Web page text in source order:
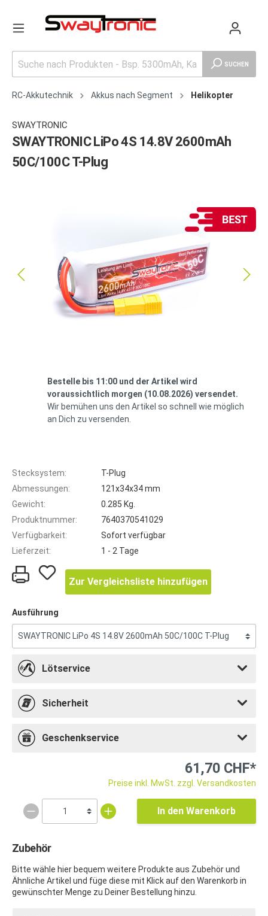
SUCHEN
RC-Akkutechnik Akkus nach Segment Helikopter
SWAYTRONIC
SWAYTRONIC LiPo 4S 14.8V 2600mAh
50C/100C T-Plug
Bestelle bis 11:00 und der Artikel wird
voraussichtlich morgen (10.08.2026) versendet.
Wir bemühen uns den Artikel so schnell wie möglich
an Dich zu versenden.
Stecksystem:
T-Plug
Abmessungen:
121x34x34 mm
Gewicht:
0.285 Kg.
Produktnummer:
7640370541029
Verfügbarkeit:
Sofort verfügbar
Lieferzeit:
1 - 2 Tage
Zur Vergleichsliste hinzufügen
Ausführung
Lötservice
Sicherheit
Geschenkservice
61,70 CHF*
Preise inkl. MwSt. zzgl. Versandkosten
In den Warenkorb
Zubehör
Bitte wähle hier bequem weitere Produkte aus Zubehör und
Ähnliche Artikel und füge diese mit Klick auf den Warenkorb in
gewünschter Menge zu Deiner Bestellung hinzu.